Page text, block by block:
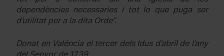
dependències necessaries i tot lo que puga ser
d’utilitat per a la dita Orde”.
Donat en Valéncia el tercer dels Idus d’abril de l’any